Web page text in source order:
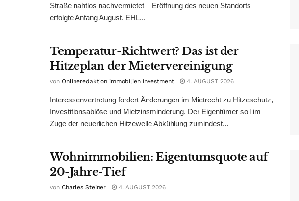
Straße nahtlos nachvermietet – Eröffnung des neuen Standorts
erfolgte Anfang August. EHL...
Temperatur-Richtwert? Das ist der
Hitzeplan der Mietervereinigung
von Onlineredaktion immobilien investment 4. AUGUST 2026
Interessenvertretung fordert Änderungen im Mietrecht zu Hitzeschutz,
Investitionsablöse und Mietzinsminderung. Der Eigentümer soll im
Zuge der neuerlichen Hitzewelle Abkühlung zumindest...
Wohnimmobilien: Eigentumsquote auf
20-Jahre-Tief
von Charles Steiner 4. AUGUST 2026